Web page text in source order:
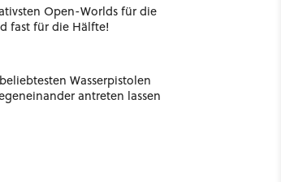
Open-Worlds für die
fast für die Hälfte!
Wasserpistolen
antreten lassen